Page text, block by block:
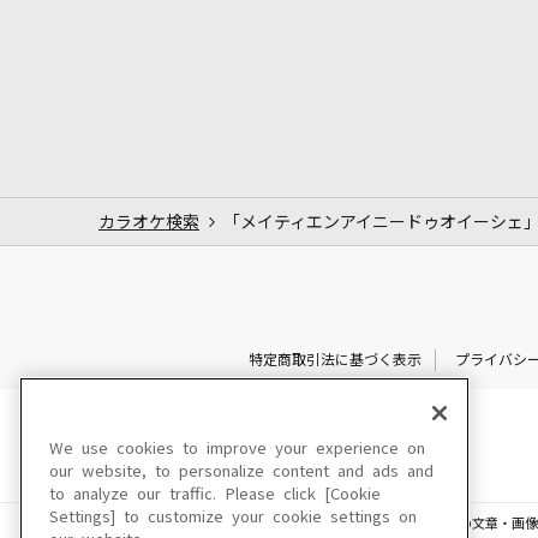
カラオケ検索 「メイティエンアイニードゥオイーシェ
特定商取引法に基づく表示 プライバシ
このサイトに掲載されている一切の文章・画
We use cookies to improve your experience on
our website, to personalize content and ads and
to analyze our traffic. Please click [Cookie
Settings] to customize your cookie settings on